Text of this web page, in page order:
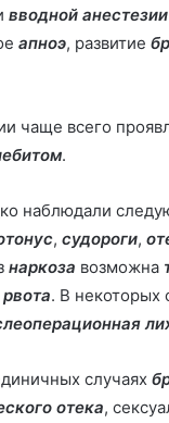
вводной анестезии
апноэ, развитие
чаще всего
.
наблюдали
, судороги,
наркоза возможна
рвота. В некоторых
случаях
отека,